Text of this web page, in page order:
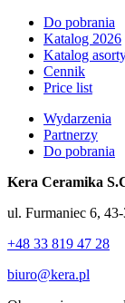
Do pobrania
Katalog 2026
Katalog
Cennik
Price list
Wydarzenia
Partnerzy
Do pobrania
Kera Ceramika
ul. Furmaniec 6,
+48 33 819 47 28
biuro@kera.pl